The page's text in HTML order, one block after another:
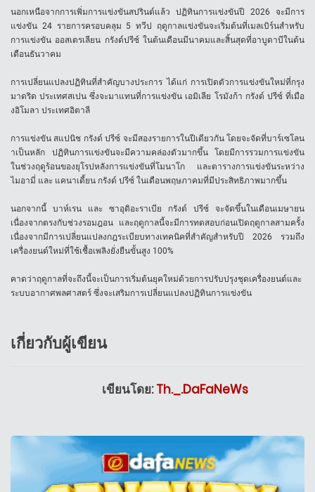
นอกเหนือจากการเพิ่มการแข่งขันสปรินต์แล้ว ปฏิทินการแข่งขันปี 2026 จะมีการ
แข่งขัน 24 รายการครอบคลุม 5 ทวีป ฤดูกาลแข่งขันจะเริ่มต้นที่เมลเบิร์นสำหรับ
การแข่งขัน ออสเตรเลียน กรังด์ปรีซ์ ในต้นเดือนมีนาคมและสิ้นสุดที่อาบูดาบีในต้น
เดือนธันวาคม
การเปลี่ยนแปลงปฏิทินที่สำคัญบางประการ ได้แก่ การเปิดตัวการแข่งขันใหม่ที่กรุง
มาดริด ประเทศสเปน ซึ่งจะมาแทนที่การแข่งขัน เอมิเลีย โรมังก้า กรังด์ ปรีซ์ ที่เมือ
งอิโมลา ประเทศอิตาลี
การแข่งขัน สแปนิช กรังด์ ปรีซ์ จะมีสองรายการในปีเดียวกัน โดยจะจัดที่บาร์เซโลน
าเป็นหลัก ปฏิทินการแข่งขันจะมีความคล่องตัวมากขึ้น โดยมีการรวมการแข่งขัน
ในช่วงฤดูร้อนของยุโรปหลังการแข่งขันที่โมนาโก และตารางการแข่งขันระหว่าง
ไมอามี่ และ แคนาเดี้ยน กรังด์ ปรีซ์ ในเดือนพฤษภาคมที่มีประสิทธิภาพมากขึ้น
นอกจากนี้ บาห์เรน และ ซาอุดิอะราเบีย กรังด์ ปรีซ์ จะจัดขึ้นในเดือนเมษายน
เนื่องจากตรงกับช่วงรอมฎอน และฤดูกาลนี้จะมีการทดสอบก่อนเปิดฤดูกาลสามครั้ง
เนื่องจากมีการเปลี่ยนแปลงกฎระเบียบทางเทคนิคที่สำคัญสำหรับปี 2026 รวมถึง
เครื่องยนต์ใหม่ที่ใช้เชื้อเพลิงยั่งยืนขั้นสูง 100%
คาดว่าฤดูกาลที่จะถึงนี้จะเป็นการเริ่มต้นยุคใหม่ด้วยการปรับปรุงชุดเครื่องยนต์และ
ระบบอากาศพลศาสตร์ ซึ่งจะเสริมการเปลี่ยนแปลงปฏิทินการแข่งขัน
เกี่ยวกับผู้เขียน
เขียนโดย:Th._.DaFaNeWs